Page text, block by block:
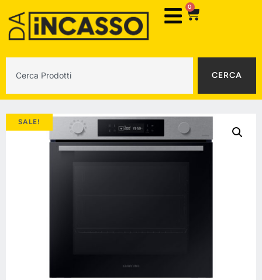
0
CERCA
SALE!